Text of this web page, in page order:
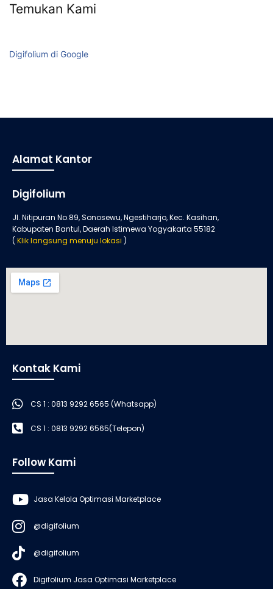
Temukan Kami
Digifolium di Google
Alamat Kantor
Digifolium
Jl. Nitipuran No.89, Sonosewu, Ngestiharjo, Kec. Kasihan,
Kabupaten Bantul, Daerah Istimewa Yogyakarta 55182
( Klik langsung menuju lokasi )
Kontak Kami
CS 1 : 0813 9292 6565 (Whatsapp)
CS 1 : 0813 9292 6565(Telepon)
Follow Kami
Jasa Kelola Optimasi Marketplace
@digifolium
@digifolium
Digifolium Jasa Optimasi Marketplace